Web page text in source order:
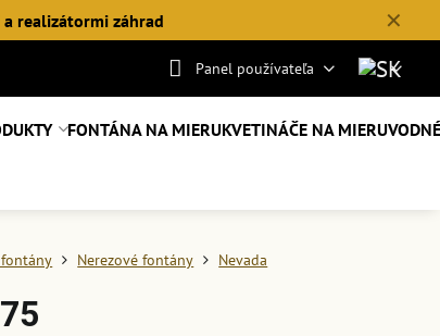
✕
realizátormi záhrad
Panel používateľa
FONTÁNA NA MIERUKVETINÁČE NA MIERU
Nerezové fontány Nevada